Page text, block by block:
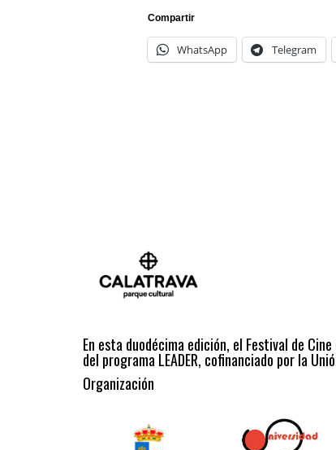
Compartir
WhatsApp Telegram
En esta duodécima edición, el Festival de
del programa LEADER, cofinanciado por la
Organización